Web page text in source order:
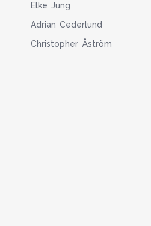
Elke Jung
Adrian Cederlund
Christopher Åström